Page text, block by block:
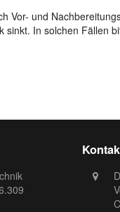
Vor- und
sinkt. In solchen Fällen